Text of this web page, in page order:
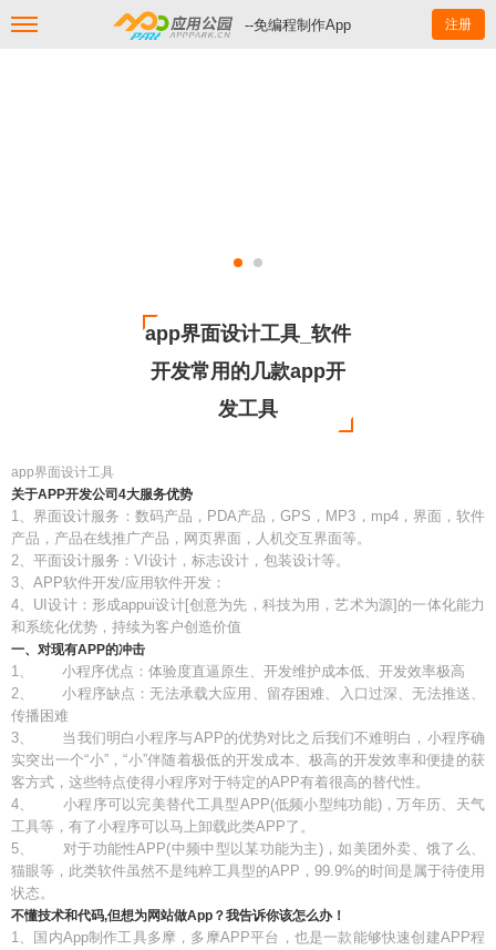
--免编程制作App 注册
app界面设计工具_软件
开发常用的几款app开
发工具
app界面设计工具
关于APP开发公司4大服务优势
1、界面设计服务：数码产品，PDA产品，GPS，MP3，mp4，界面，软件
产品，产品在线推广产品，网页界面，人机交互界面等。
2、平面设计服务：VI设计，标志设计，包装设计等。
3、APP软件开发/应用软件开发：
4、UI设计：形成appui设计[创意为先，科技为用，艺术为源]的一体化能力
和系统化优势，持续为客户创造价值
一、对现有APP的冲击
1、 小程序优点：体验度直逼原生、开发维护成本低、开发效率极高
2、 小程序缺点：无法承载大应用、留存困难、入口过深、无法推送、
传播困难
3、 当我们明白小程序与APP的优势对比之后我们不难明白，小程序确
实突出一个“小”，“小”伴随着极低的开发成本、极高的开发效率和便捷的获
客方式，这些特点使得小程序对于特定的APP有着很高的替代性。
4、 小程序可以完美替代工具型APP(低频小型纯功能)，万年历、天气
工具等，有了小程序可以马上卸载此类APP了。
5、 对于功能性APP(中频中型以某功能为主)，如美团外卖、饿了么、
猫眼等，此类软件虽然不是纯粹工具型的APP，99.9%的时间是属于待使用
状态。
不懂技术和代码,但想为网站做App？我告诉你该怎么办！
1、国内App制作工具多摩，多摩APP平台，也是一款能够快速创建APP程